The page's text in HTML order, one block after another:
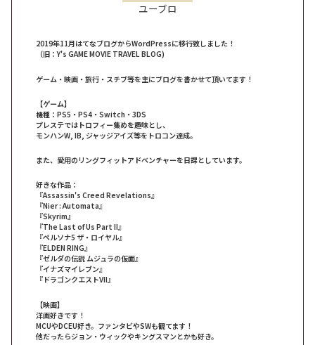
ユーブロ
2019年11月はてなブログからWordPressに移行致しました！
（旧：Y's GAME MOVIE TRAVEL BLOG)
ゲーム・映画・旅行・スチブ等を主にブログを書かせて頂いてます！
【ゲーム】
機種：PS5・PS4・Switch・3DS
プレステではトロフィー集めを趣味とし、
モンハンW, IB, ジャッジアイズ等をトロコン達成。
また、愛用のリングフィットアドベンチャーを日課としています。
好きな作品：
『Assassin's Creed Revelations』
『Nier : Automata』
『Skyrim』
『The Last of Us Part II』
『ペルソナ5 ザ・ロイヤル』
『ELDEN RING』
『ゼルダの伝説 ムジュラの仮面』
『イナズマイレブン』
『ドラゴンクエストVII』
【映画】
洋画好きです！
MCUやDCEU好き。ファンタビやSWも観てます！
他だったらジョン・ウィックやキングスマンとかも好き。